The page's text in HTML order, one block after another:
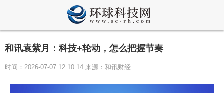
和讯袁紫月：科技+轮动，怎么把握节奏
时间：2026-07-07 12:10:14 来源：和讯财经